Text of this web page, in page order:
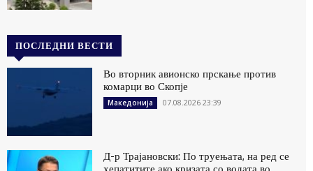
ПОСЛЕДНИ ВЕСТИ
Во вторник авионско прскање против
комарци во Скопје
Македонија 07.08.2026 23:39
Д-р Трајановски: По труењата, на ред се